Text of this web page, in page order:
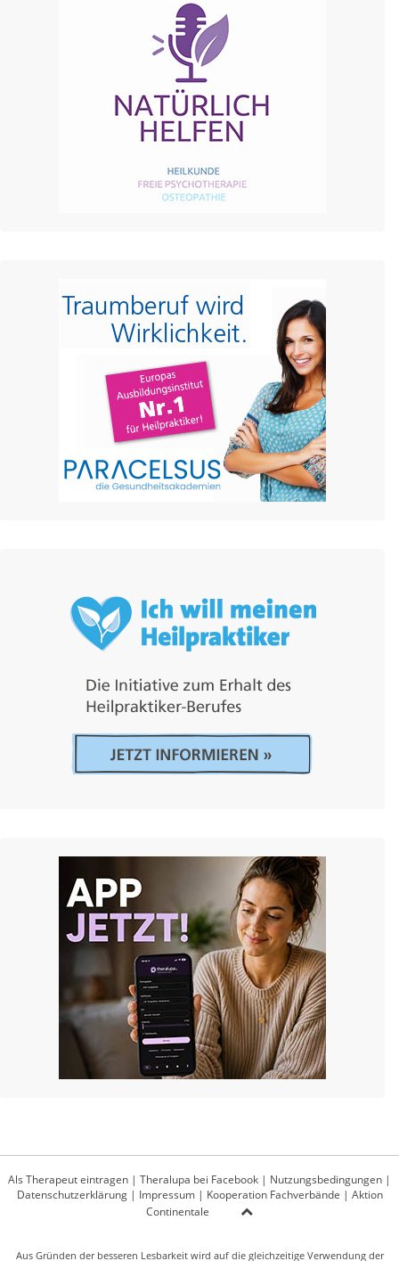
Als Therapeut eintragen | Theralupa bei Facebook | Nutzungsbedingungen |
Datenschutzerklärung| Impressum| Kooperation Fachverbände | Aktion
Continentale
Aus Gründen der besseren Lesbarkeit wird auf die gleichzeitige Verwendung der